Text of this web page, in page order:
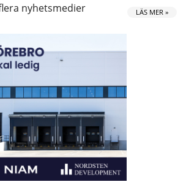
nyhetsmedier
LÄS MER »